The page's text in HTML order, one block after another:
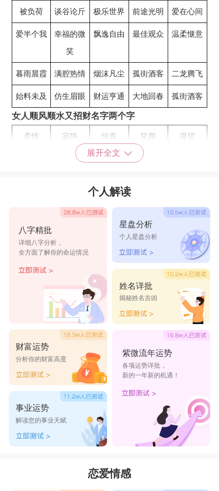
被负荷 谈谷论斤 极乐世界 前途光明 爱在心间
爱半个我 幸福的微
笑
飘逸自由 最佳观众 温柔惬意
暮雨晨霞 满腔热情 烟沫凡尘 孤街酒客 二龙腾飞
始料未及 仿生眉眼 财运亨通 大地回春 孤街酒客
女人顺风顺水又招财名字两个字
柔情 寂静 纯真 笑颜 凝望
温柔 细语 美人
青稚 熙妍
初晴 不羁 雪葵 澜若
幽夏 苏雨 仙羽 如烟
浅陌 魂炎 如凡
易梦 千柔 向露 梦玉
依霜 灵松 书蝶
展开全文
个人解读
八字精批
详细八字分析，
全方面了解你的命运情况
财富运势
分析你的财富高度
事业运势
解读您的事业天赋
星盘分析
个人星盘分析
姓名详批
揭秘姓名吉凶
紫微流年运势
各项运势详批，
新的一年新的机遇！
恋爱情感